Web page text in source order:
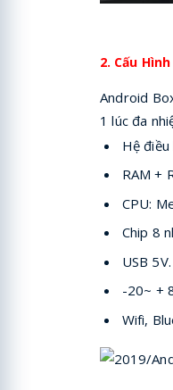
2. Cấu
Android
1 lúc đa
Hệ
RAM +
CPU:
Chip 8
USB 5V.
-20~ +
Wifi,